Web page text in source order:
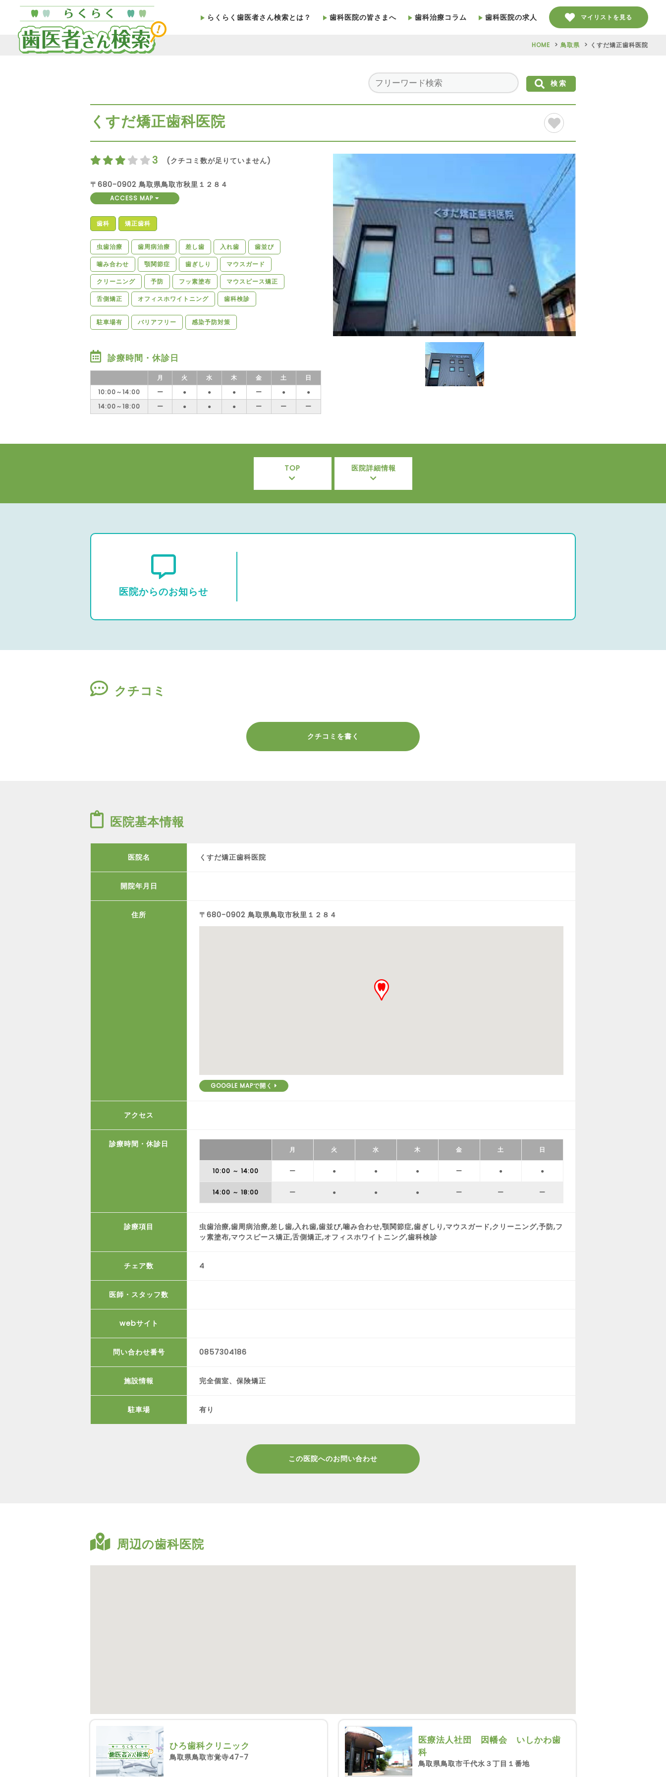
らくらく歯医者さん検索とは？ 歯科医院の皆さまへ 歯科治療コラム 歯科医院の求人 マイリストを見る
HOME 鳥取県 くすだ矯正歯科医院
検索
くすだ矯正歯科医院
3 (クチコミ数が足りていません)
〒680-0902 鳥取県鳥取市秋里１２８４
ACCESS MAP
歯科 矯正歯科
虫歯治療 歯周病治療 差し歯 入れ歯 歯並び
噛み合わせ 顎関節症 歯ぎしり マウスガード
クリーニング 予防 フッ素塗布 マウスピース矯正
舌側矯正 オフィスホワイトニング 歯科検診
駐車場有 バリアフリー 感染予防対策
診療時間・休診日
月 火 水 木 金 土
日
10:00～14:00
ー ● ● ● ー ●
●
14:00～18:00
ー ● ● ● ー ー ー
TOP 医院詳細情報
医院からのお知らせ
クチコミ
クチコミを書く
医院基本情報
医院名 くすだ矯正歯科医院
開院年月日
住所 〒680-0902 鳥取県鳥取市秋里１２８４
GOOGLE MAPで開く
アクセス
診療時間・休診日
月 火 水 木 金 土 日
10:00 ～ 14:00 ー ● ● ● ー ● ●
14:00 ～ 18:00 ー ● ● ● ー ー ー
診療項目
虫歯治療,歯周病治療,差し歯,入れ歯,歯並び,噛み合わせ,顎関節症,歯ぎしり,マウスガード,クリーニング,予防,フ
ッ素塗布,マウスピース矯正,舌側矯正,オフィスホワイトニング,歯科検診
チェア数 4
医師・スタッフ数
webサイト
問い合わせ番号 0857304186
施設情報 完全個室、保険矯正
駐車場 有り
この医院へのお問い合わせ
周辺の歯科医院
ひろ歯科クリニック
鳥取県鳥取市覚寺47-7
医療法人社団 因幡会 いしかわ歯
科
鳥取県鳥取市千代水３丁目１番地